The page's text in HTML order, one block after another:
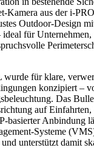
Kamera aus der i-
Outdoor-Design
für
für klare,
konzipiert –
Das
auf Einfahrten,
basierter Anbindung
Systeme
unterstützt damit